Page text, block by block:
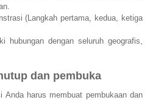
(Langkah pertama, kedua, ketiga
dengan seluruh geografis,
dan pembuka
Anda harus membuat pembukaan dan